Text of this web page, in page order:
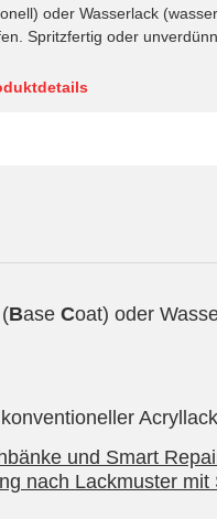
oder Wasserlack
Spritzfertig oder
Base Coat) oder
und Smart
nach Lackmuster